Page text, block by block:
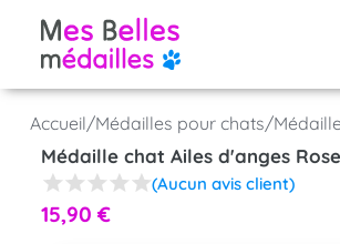
Accueil/Médailles pour chats/
Médaille chat Ailes d'anges
(Aucun avis client)
15,90 €